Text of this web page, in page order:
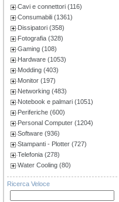
Cavi e connettori (116)
Consumabili (1361)
Dissipatori (358)
Fotografia (328)
Gaming (108)
Hardware (1053)
Modding (403)
Monitor (197)
Networking (483)
Notebook e palmari (1051)
Periferiche (600)
Personal Computer (1204)
Software (936)
Stampanti - Plotter (727)
Telefonia (278)
Water Cooling (80)
Ricerca Veloce